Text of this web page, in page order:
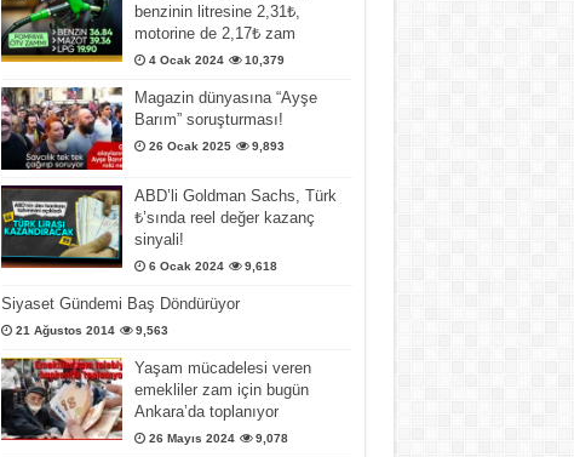
benzinin litresine 2,31₺,
motorine de 2,17₺ zam
4 Ocak 2024 10,379
Magazin dünyasına “Ayşe
Barım” soruşturması!
26 Ocak 2025 9,893
ABD’li Goldman Sachs, Türk
₺’sında reel değer kazanç
sinyali!
6 Ocak 2024 9,618
Siyaset Gündemi Baş Döndürüyor
21 Ağustos 2014 9,563
Yaşam mücadelesi veren
emekliler zam için bugün
Ankara’da toplanıyor
26 Mayıs 2024 9,078